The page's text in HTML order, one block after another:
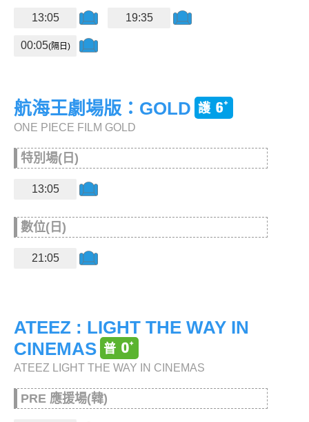
13:05 19:35
00:05(隔日)
航海王劇場版：GOLD
ONE PIECE FILM GOLD
特別場(日)
13:05
數位(日)
21:05
ATEEZ : LIGHT THE WAY IN
CINEMAS
ATEEZ LIGHT THE WAY IN CINEMAS
PRE 應援場(韓)